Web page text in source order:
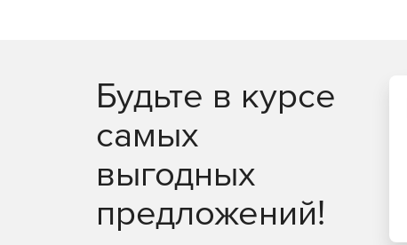
Будьте в курсе
самых
выгодных
предложений!